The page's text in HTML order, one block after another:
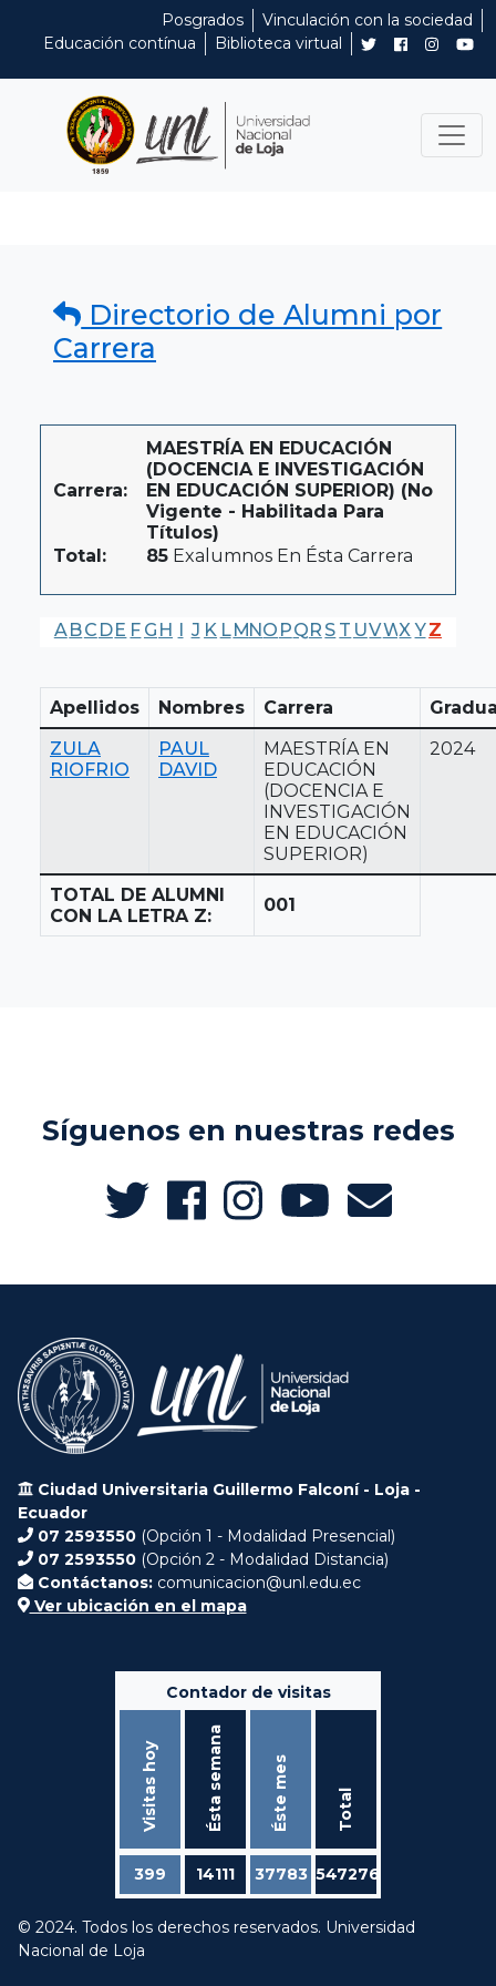
Posgrados
Vinculación con la sociedad
Educación contínua
Biblioteca virtual
Directorio de Alumni por
Carrera
Carrera:
MAESTRÍA EN EDUCACIÓN
(DOCENCIA E INVESTIGACIÓN
EN EDUCACIÓN SUPERIOR) (No
Vigente - Habilitada Para
Títulos)
Total:
85 Exalumnos En Ésta Carrera
A BC DE F G H I J K LMNO PQR S T UVWX YZ
Apellidos Nombres Carrera
ZULA
RIOFRIO
PAUL
DAVID
MAESTRÍA EN
EDUCACIÓN
(DOCENCIA E
INVESTIGACIÓN
EN EDUCACIÓN
SUPERIOR)
2024
TOTAL DE ALUMNI
CON LA LETRA Z:
001
Síguenos en nuestras redes
Ciudad Universitaria Guillermo Falconí - Loja -
Ecuador
07 2593550 (Opción 1 - Modalidad Presencial)
07 2593550 (Opción 2 - Modalidad Distancia)
Contáctanos: comunicacion@unl.edu.ec
Ver ubicación en el mapa
Contador de visitas
Visitas hoy Ésta semana Éste mes Total
399 14111 37783 547276
© 2024. Todos los derechos reservados. Universidad
Nacional de Loja